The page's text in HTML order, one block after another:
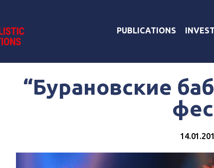
PUBLICATIONS
“Бурановские